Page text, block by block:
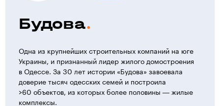
Будова
Одна из крупнейших строительных компаний на юге
Украины, и признанный лидер жилого домостроения
в Одессе. За 30 лет истории «Будова» завоевала
доверие тысяч одесских семей и построила
>60 объектов, из которых более половины — жилые
комплексы.